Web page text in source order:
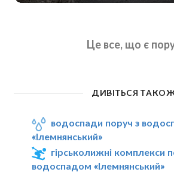
Це все, що є
ДИВІТЬСЯ
водоспади поруч з
«Ілемнянський»
гірськолижні комплекси
водоспадом «Ілемнянський»